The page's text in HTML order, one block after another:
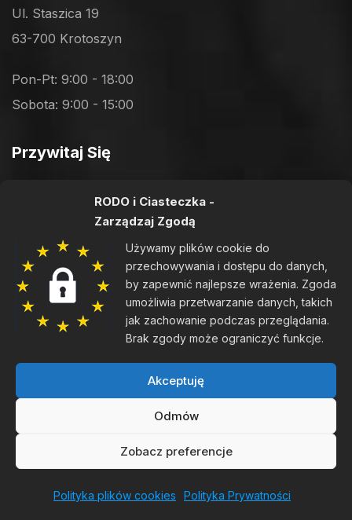
RODO i Ciasteczka -
Zarządzaj Zgodą
Używamy plików cookie do
przechowywania i dostępu do danych,
by zapewnić najlepsze wrażenia. Zgoda
umożliwia przetwarzanie danych, takich
jak zachowanie podczas przeglądania.
Brak zgody może ograniczyć funkcje.
Akceptuję
Odmów
Zobacz preferencje
Polityka plików cookies Polityka Prywatności
Ul. Staszica 19
63-700 Krotoszyn
Pon-Pt: 9:00 - 18:00
Sobota: 9:00 - 15:00
Przywitaj Się
62 725 26 42
Email:
bok@galeriavisus.pl
Facebook:
optykvisus
Instagram:
visuskrotoszyn
Wejście dla osób na wózku
Wyznacz trasę